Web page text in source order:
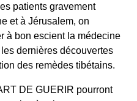
patients gravement
et à Jérusalem, on
à bon escient la médecine
dernières découvertes
des remèdes tibétains.
DE GUERIR pourront